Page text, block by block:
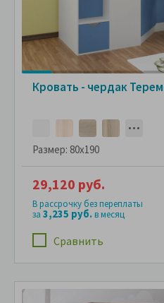
Кровать - чердак
Размер: 80x190
Сравнить
29,120 руб.
В рассрочку без переплаты
за 3,235 руб.в месяц